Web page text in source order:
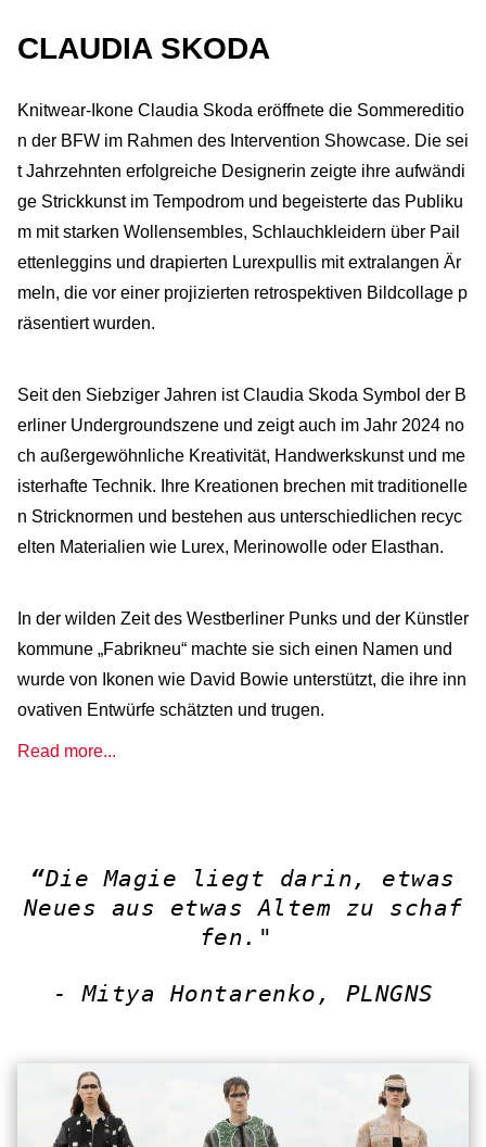
CLAUDIA SKODA
Knitwear-Ikone Claudia Skoda eröffnete die Sommereditio
n der BFW im Rahmen des Intervention Showcase. Die sei
t Jahrzehnten erfolgreiche Designerin zeigte ihre aufwändi
ge Strickkunst im Tempodrom und begeisterte das Publiku
m mit starken Wollensembles, Schlauchkleidern über Pail
ettenleggins und drapierten Lurexpullis mit extralangen Är
meln, die vor einer projizierten retrospektiven Bildcollage p
räsentiert wurden.
Seit den Siebziger Jahren ist Claudia Skoda Symbol der B
erliner Undergroundszene und zeigt auch im Jahr 2024 no
ch außergewöhnliche Kreativität, Handwerkskunst und me
isterhafte Technik. Ihre Kreationen brechen mit traditionelle
n Stricknormen und bestehen aus unterschiedlichen recyc
elten Materialien wie Lurex, Merinowolle oder Elasthan.
In der wilden Zeit des Westberliner Punks und der Künstler
kommune „Fabrikneu“ machte sie sich einen Namen und
wurde von Ikonen wie David Bowie unterstützt, die ihre inn
ovativen Entwürfe schätzten und trugen.
Read more...
“Die Magie liegt darin, etwas
Neues aus etwas Altem zu schaf
fen."
- Mitya Hontarenko, PLNGNS